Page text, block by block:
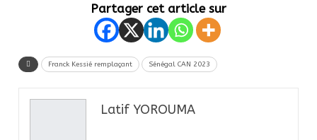
Partager cet article sur
Franck Kessié remplaçant Sénégal CAN 2023
Latif YOROUMA